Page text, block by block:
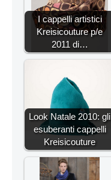
I cappelli artistici
Kreisicouture p/e
2011 di…
Look Natale 2010: gli
esuberanti cappelli
Kreisicouture